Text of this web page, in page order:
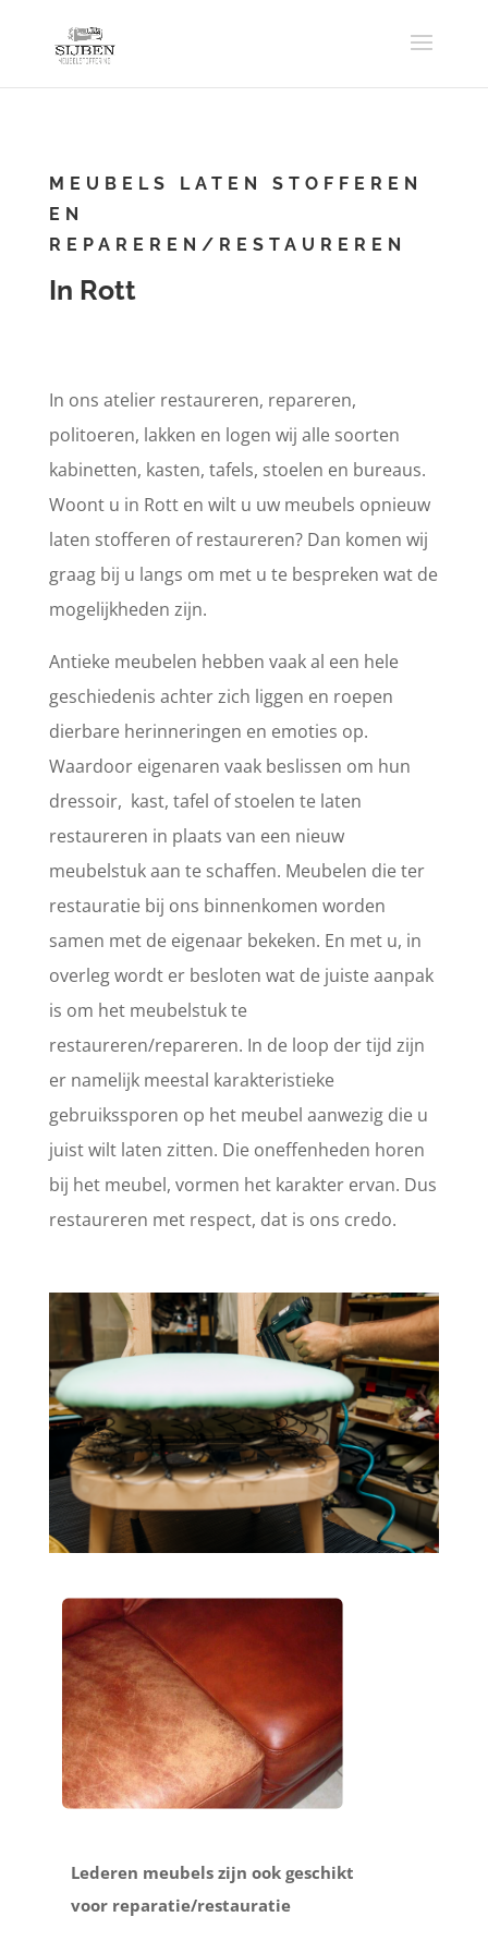
MEUBELS LATEN STOFFEREN
EN
REPAREREN/RESTAUREREN
In Rott
In ons atelier restaureren, repareren,
politoeren, lakken en logen wij alle soorten
kabinetten, kasten, tafels, stoelen en bureaus.
Woont u in Rott en wilt u uw meubels opnieuw
laten stofferen of restaureren? Dan komen wij
graag bij u langs om met u te bespreken wat de
mogelijkheden zijn.
Antieke meubelen hebben vaak al een hele
geschiedenis achter zich liggen en roepen
dierbare herinneringen en emoties op.
Waardoor eigenaren vaak beslissen om hun
dressoir, kast, tafel of stoelen te laten
restaureren in plaats van een nieuw
meubelstuk aan te schaffen. Meubelen die ter
restauratie bij ons binnenkomen worden
samen met de eigenaar bekeken. En met u, in
overleg wordt er besloten wat de juiste aanpak
is om het meubelstuk te
restaureren/repareren. In de loop der tijd zijn
er namelijk meestal karakteristieke
gebruikssporen op het meubel aanwezig die u
juist wilt laten zitten. Die oneffenheden horen
bij het meubel, vormen het karakter ervan. Dus
restaureren met respect, dat is ons credo.
Lederen meubels zijn ook geschikt
voor reparatie/restauratie